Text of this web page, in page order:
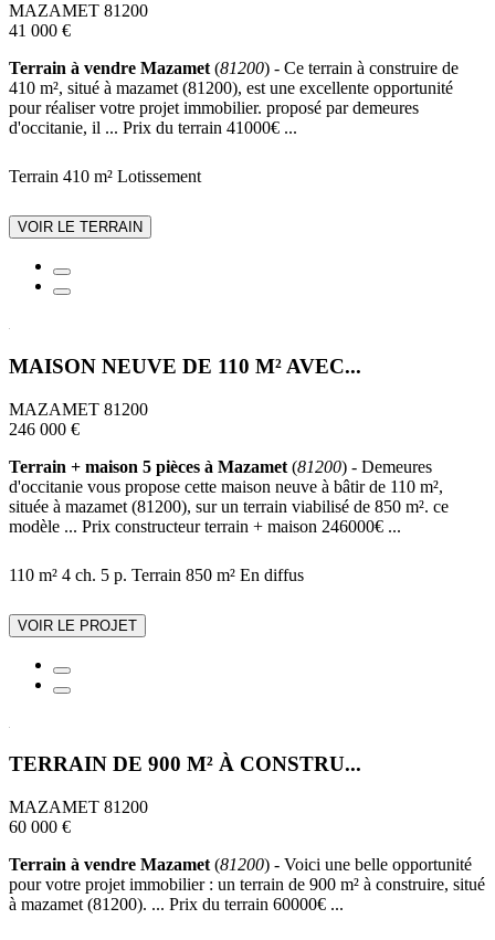
MAZAMET 81200
41 000 €
Terrain à vendre Mazamet (81200) - Ce terrain à construire de
410 m², situé à mazamet (81200), est une excellente opportunité
pour réaliser votre projet immobilier. proposé par demeures
d'occitanie, il ... Prix du terrain 41000€ ...
Terrain 410 m² Lotissement
VOIR LE TERRAIN
MAISON NEUVE DE 110 M² AVEC...
MAZAMET 81200
246 000 €
Terrain + maison 5 pièces à Mazamet (81200) - Demeures
d'occitanie vous propose cette maison neuve à bâtir de 110 m²,
située à mazamet (81200), sur un terrain viabilisé de 850 m². ce
modèle ... Prix constructeur terrain + maison 246000€ ...
110 m² 4 ch. 5 p. Terrain 850 m² En diffus
VOIR LE PROJET
TERRAIN DE 900 M² À CONSTRU...
MAZAMET 81200
60 000 €
Terrain à vendre Mazamet (81200) - Voici une belle opportunité
pour votre projet immobilier : un terrain de 900 m² à construire, situé
à mazamet (81200). ... Prix du terrain 60000€ ...